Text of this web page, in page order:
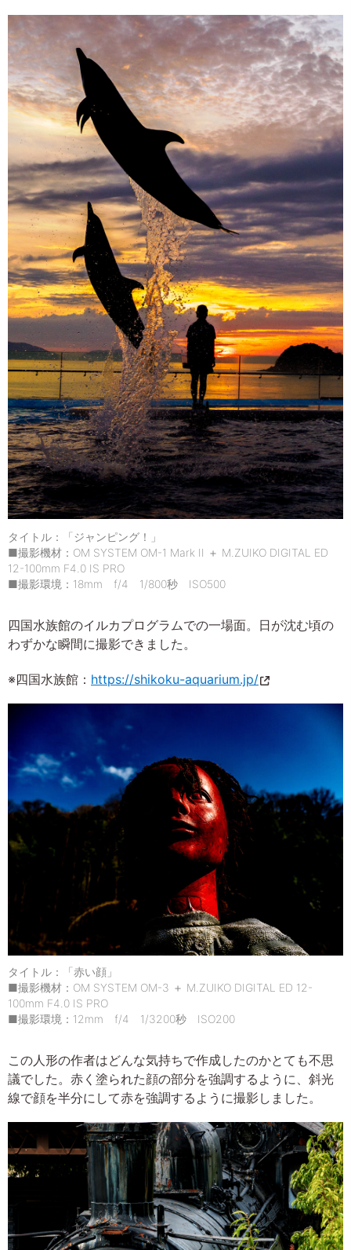
タイトル：「ジャンピング！」
■撮影機材：OM SYSTEM OM-1 Mark II ＋ M.ZUIKO DIGITAL ED
12-100mm F4.0 IS PRO
■撮影環境：18mm f/4 1/800秒 ISO500
四国水族館のイルカプログラムでの一場面。日が沈む頃の
わずかな瞬間に撮影できました。
※四国水族館： https://shikoku-aquarium.jp/
タイトル：「赤い顔」
■撮影機材：OM SYSTEM OM-3 ＋ M.ZUIKO DIGITAL ED 12-
100mm F4.0 IS PRO
■撮影環境：12mm f/4 1/3200秒 ISO200
この人形の作者はどんな気持ちで作成したのかとても不思
議でした。赤く塗られた顔の部分を強調するように、斜光
線で顔を半分にして赤を強調するように撮影しました。